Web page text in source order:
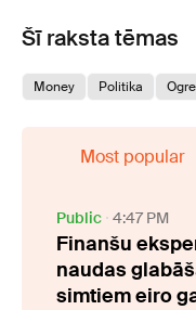
Šī raksta tēmas
Money Politika Ogre
Most popular
Public 4:47 PM
Finanšu
naudas
simtiem eiro